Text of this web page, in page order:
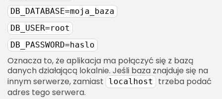
DB_DATABASE=moja_baza
DB_USER=root
DB_PASSWORD=haslo
Oznacza to, że aplikacja ma połączyć się z bazą
danych działającą lokalnie. Jeśli baza znajduje się na
innym serwerze, zamiast
localhost
trzeba podać
adres tego serwera.